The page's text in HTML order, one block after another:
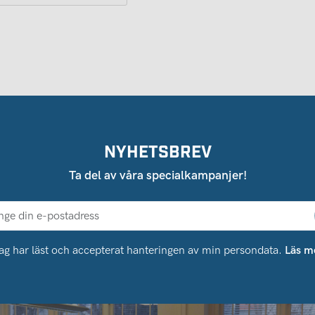
NYHETSBREV
Ta del av våra specialkampanjer!
har läst och accepterat hanteringen av min persondata. Läs